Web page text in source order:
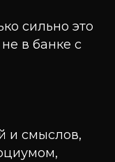
сильно это
в банке с
и смыслов,